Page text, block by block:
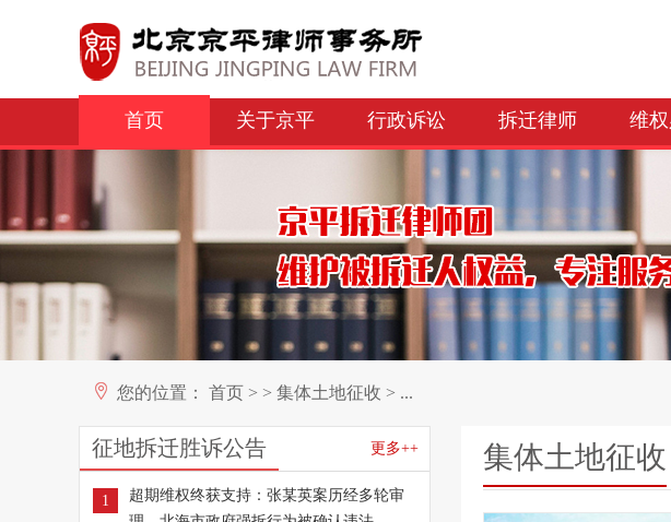
首页 关于京平 行政诉讼 拆迁律师 维
您的位置： 首页 > > 集体土地征收 > ...
征地拆迁胜诉公告 更多++
1
超期维权终获支持：张某英案历经多轮审
集体土地征收